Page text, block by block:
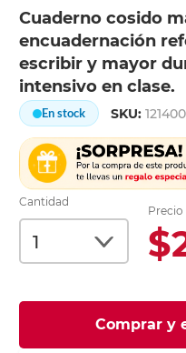
Cuaderno cosido
encuadernación
escribir y mayor
intensivo en clase.
En stock SKU:
Cantidad
Precio
Comprar y